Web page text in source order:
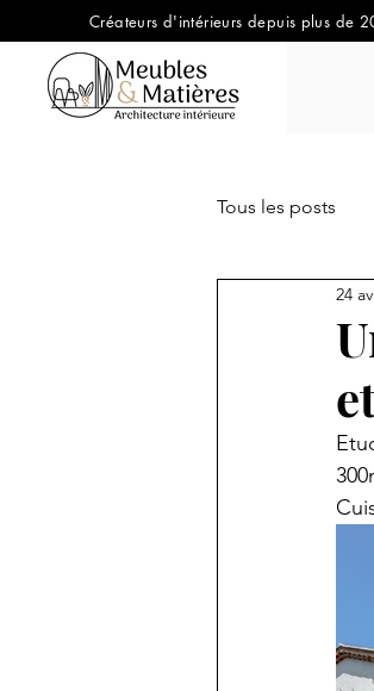
Créateurs d'intérieurs depuis plus de
Tous les posts
OUT 24